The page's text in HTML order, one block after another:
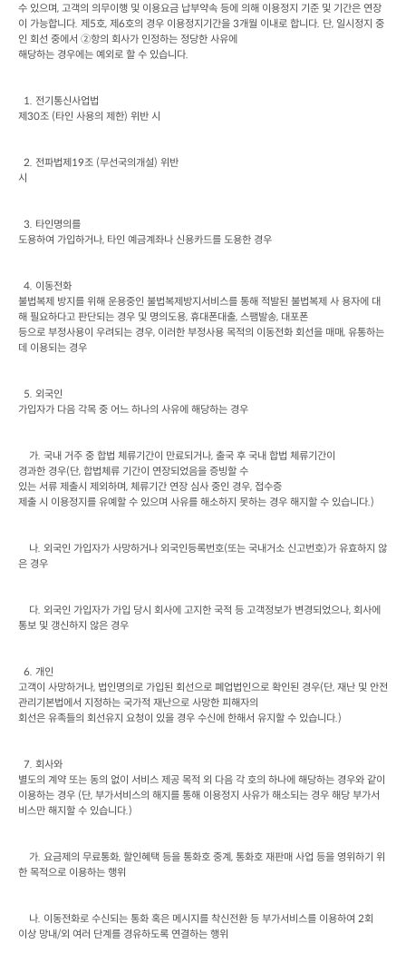
수 있으며, 고객의 의무이행 및 이용요금 납부약속 등에 의해 이용정지 기준 및 기간은 연장
이 가능합니다. 제 5호, 제 6호의 경우 이용정지기간을 3개월 이내로 합니다. 단, 일시정지 중
인 회선 중에서 ②항의 회사가 인정하는 정당한 사유에
해당하는 경우에는 예외로 할 수 있습니다.
  1.
전기통신사업법
제 30조 (타인 사용의 제한) 위반 시
  2.
전파법제 19조 (무선국의개설) 위반
시
  3.
타인명의를
도용하여 가입하거나, 타인 예금계좌나 신용카드를 도용한 경우
  4.
이동전화
불법복제 방지를 위해 운용중인 불법복제방지서비스를 통해 적발된 불법복제 사 용자에 대
해 필요하다고 판단되는 경우 및 명의도용, 휴대폰대출, 스팸발송, 대포폰
등으로 부정사용이 우려되는 경우, 이러한 부정사용 목적의 이동전화 회선을 매매, 유통하는
데 이용되는 경우
  5.
외국인
가입자가 다음 각목 중 어느 하나의 사유에 해당하는 경우
가. 국내 거주 중 합법 체류기간이 만료되거나, 출국 후 국내 합법 체류기간이
경과한 경우(단, 합법체류 기간이 연장되었음을 증빙할 수
있는 서류 제출시 제외하며, 체류기간 연장 심사 중인 경우, 접수증
제출 시 이용정지를 유예할 수 있으며 사유를 해소하지 못하는 경우 해지할 수 있습니다.)
나. 외국인 가입자가 사망하거나 외국인등록번호(또는 국내거소 신고번호)가 유효하지 않
은 경우
다. 외국인 가입자가 가입 당시 회사에 고지한 국적 등 고객정보가 변경되었으나, 회사에
통보 및 갱신하지 않은 경우
  6.
개인
고객이 사망하거나, 법인명의로 가입된 회선으로 폐업법인으로 확인된 경우(단, 재난 및 안전
관리기본법에서 지정하는 국가적 재난으로 사망한 피해자의
회선은 유족들의 회선유지 요청이 있을 경우 수신에 한해서 유지할 수 있습니다.)
  7.
회사와
별도의 계약 또는 동의 없이 서비스 제공 목적 외 다음 각 호의 하나에 해당하는 경우와 같이
이용하는 경우 (단, 부가서비스의 해지를 통해 이용정지 사유가 해소되는 경우 해당 부가서
비스만 해지할 수 있습니다.)
가. 요금제의 무료통화, 할인혜택 등을 통화호 중계 , 통화호 재판매 사업 등을 영위하기 위
한 목적으로 이용하는 행위
나. 이동전화로 수신되는 통화 혹은 메시지를 착신전환 등 부가서비스를 이용하여 2회
이상 망내/외 여러 단계를 경유하도록 연결하는 행위